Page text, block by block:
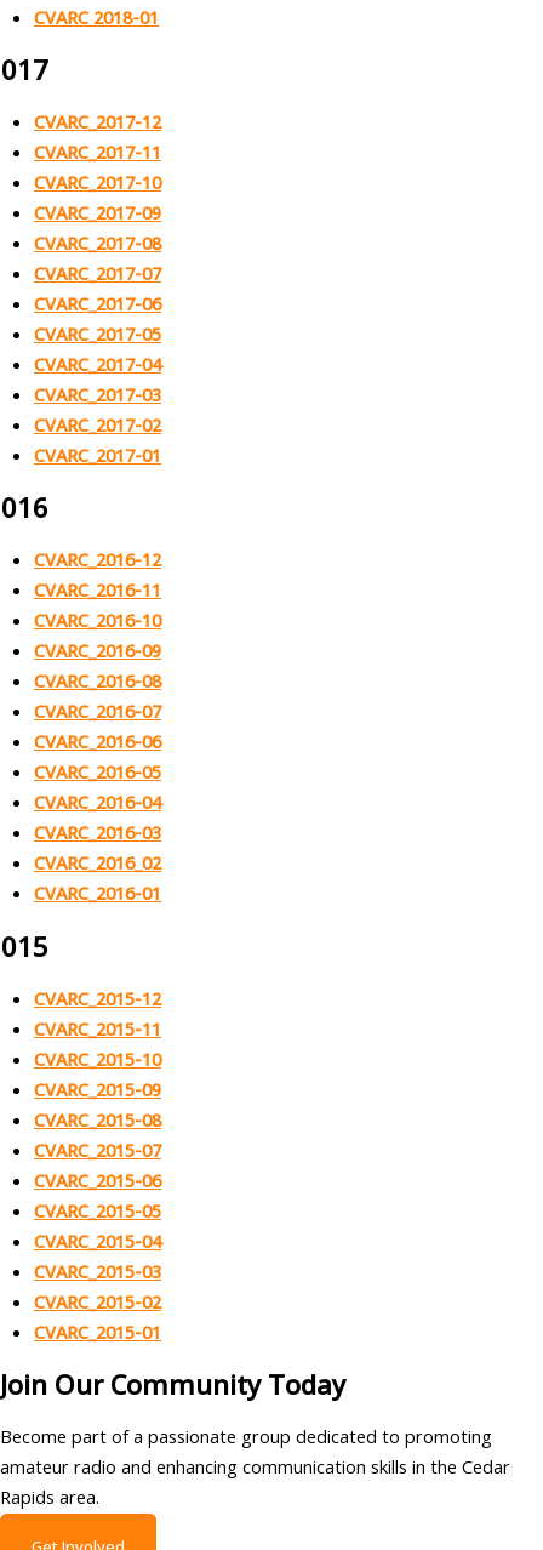
CVARC 2018-01
CVARC_2017-12
CVARC_2017-11
CVARC_2017-10
CVARC_2017-09
CVARC_2017-08
CVARC_2017-07
CVARC_2017-06
CVARC_2017-05
CVARC_2017-04
CVARC_2017-03
CVARC_2017-02
CVARC_2017-01
CVARC_2016-12
CVARC_2016-11
CVARC_2016-10
CVARC_2016-09
CVARC_2016-08
CVARC_2016-07
CVARC_2016-06
CVARC_2016-05
CVARC_2016-04
CVARC_2016-03
CVARC_2016_02
CVARC_2016-01
CVARC_2015-12
CVARC_2015-11
CVARC_2015-10
CVARC_2015-09
CVARC_2015-08
CVARC_2015-07
CVARC_2015-06
CVARC_2015-05
CVARC_2015-04
CVARC_2015-03
CVARC_2015-02
CVARC_2015-01
Join Our Community Today
Become part of a passionate group dedicated to promoting
amateur radio and enhancing communication skills in the Cedar
Rapids area.